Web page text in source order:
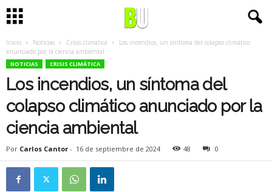
Inicio Noticias Crisis climática
Los incendios, un síntoma del colapso climático
anunciado por la ciencia ambiental
NOTICIAS CRISIS CLIMÁTICA
Los incendios, un síntoma del
colapso climático anunciado por la
ciencia ambiental
Por Carlos Cantor - 16 de septiembre de 2024 48 0